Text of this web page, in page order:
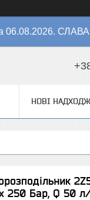
06.08.2026.
НОВІ
250 Бар, Q 50